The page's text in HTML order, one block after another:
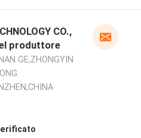
CO.,
produttore
GE,ZHONGYIN